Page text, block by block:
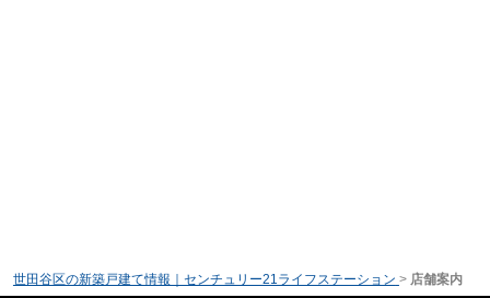
世田谷区の新築戸建て情報｜センチュリー21ライフステーション > 店舗案内